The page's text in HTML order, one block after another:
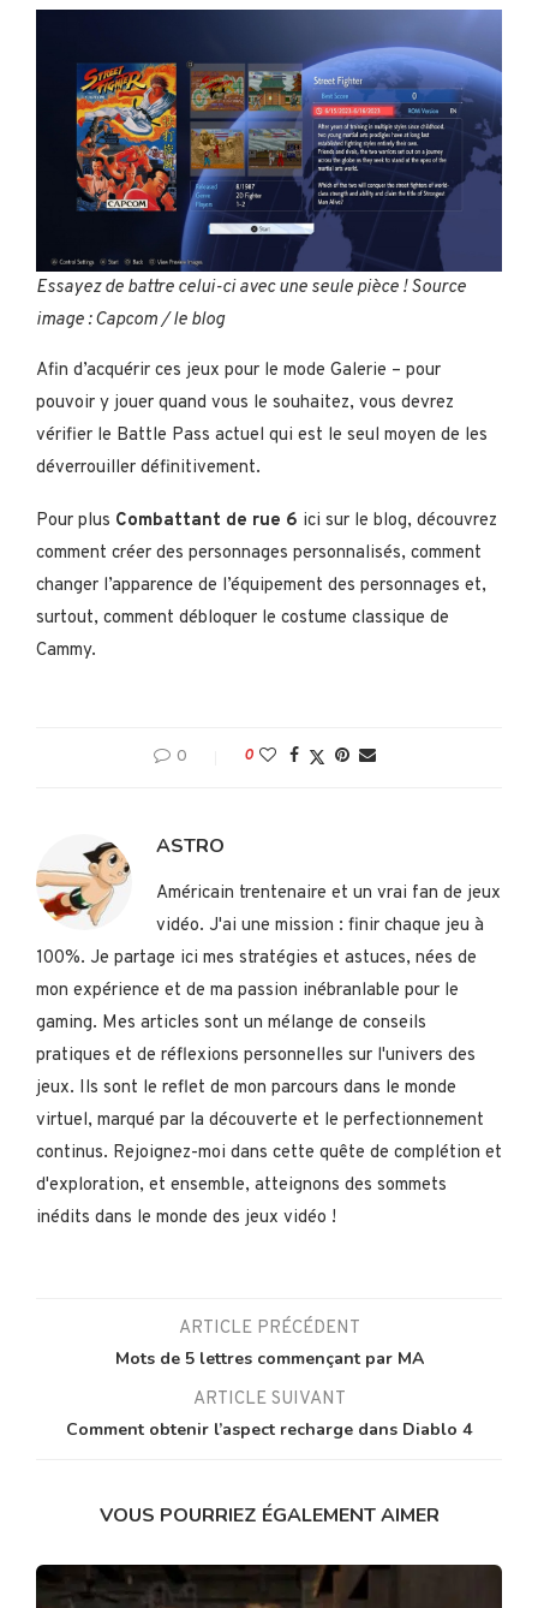
Essayez de battre celui-ci avec une seule pièce ! Source
image : Capcom / le blog
Afin d’acquérir ces jeux pour le mode Galerie – pour
pouvoir y jouer quand vous le souhaitez, vous devrez
vérifier le Battle Pass actuel qui est le seul moyen de les
déverrouiller définitivement.
Pour plus Combattant de rue 6 ici sur le blog, découvrez
comment créer des personnages personnalisés, comment
changer l’apparence de l’équipement des personnages et,
surtout, comment débloquer le costume classique de
Cammy.
0 0
ASTRO
Américain trentenaire et un vrai fan de jeux
vidéo. J'ai une mission : finir chaque jeu à
100%. Je partage ici mes stratégies et astuces, nées de
mon expérience et de ma passion inébranlable pour le
gaming. Mes articles sont un mélange de conseils
pratiques et de réflexions personnelles sur l'univers des
jeux. Ils sont le reflet de mon parcours dans le monde
virtuel, marqué par la découverte et le perfectionnement
continus. Rejoignez-moi dans cette quête de complétion et
d'exploration, et ensemble, atteignons des sommets
inédits dans le monde des jeux vidéo !
ARTICLE PRÉCÉDENT
Mots de 5 lettres commençant par MA
ARTICLE SUIVANT
Comment obtenir l’aspect recharge dans Diablo 4
VOUS POURRIEZ ÉGALEMENT AIMER